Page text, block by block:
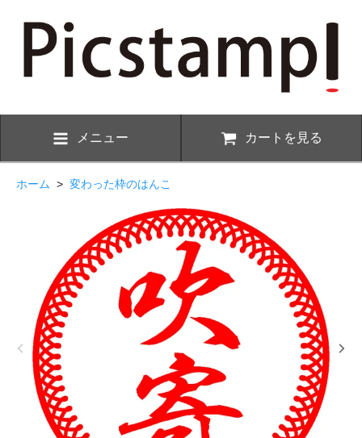
メニュー カートを見る
ホーム > 変わった枠のはんこ